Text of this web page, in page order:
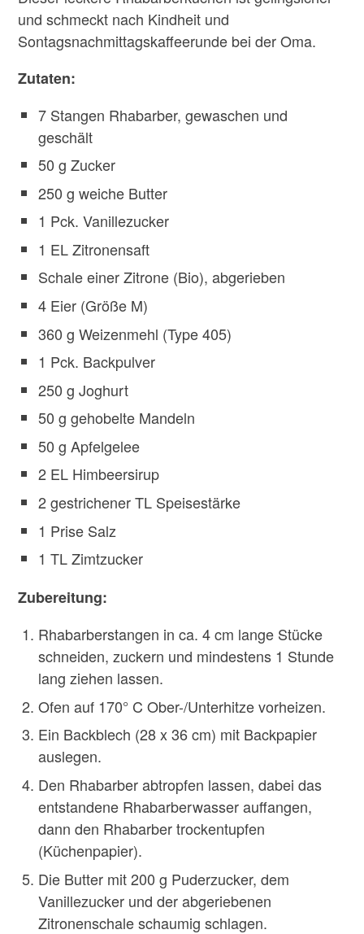
und schmeckt nach Kindheit und
Sontagsnachmittagskaffeerunde bei der Oma.
Zutaten:
7 Stangen Rhabarber, gewaschen und
geschält
50 g Zucker
250 g weiche Butter
1 Pck. Vanillezucker
1 EL Zitronensaft
Schale einer Zitrone (Bio), abgerieben
4 Eier (Größe M)
360 g Weizenmehl (Type 405)
1 Pck. Backpulver
250 g Joghurt
50 g gehobelte Mandeln
50 g Apfelgelee
2 EL Himbeersirup
2 gestrichener TL Speisestärke
1 Prise Salz
1 TL Zimtzucker
Zubereitung:
Rhabarberstangen in ca. 4 cm lange Stücke
schneiden, zuckern und mindestens 1 Stunde
lang ziehen lassen.
Ofen auf 170° C Ober-/Unterhitze vorheizen.
Ein Backblech (28 x 36 cm) mit Backpapier
auslegen.
Den Rhabarber abtropfen lassen, dabei das
entstandene Rhabarberwasser auffangen,
dann den Rhabarber trockentupfen
(Küchenpapier).
Die Butter mit 200 g Puderzucker, dem
Vanillezucker und der abgeriebenen
Zitronenschale schaumig schlagen.